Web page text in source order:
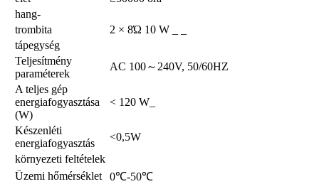
hang-
trombita
2 × 8Ώ 10 W _ _
tápegység
Teljesítmény
paraméterek
AC 100～240V, 50/60HZ
A teljes gép
energiafogyasztása
(W)
< 120 W_
Készenléti
energiafogyasztás
<0,5W
környezeti feltételek
Üzemi hőmérséklet
0℃-50℃